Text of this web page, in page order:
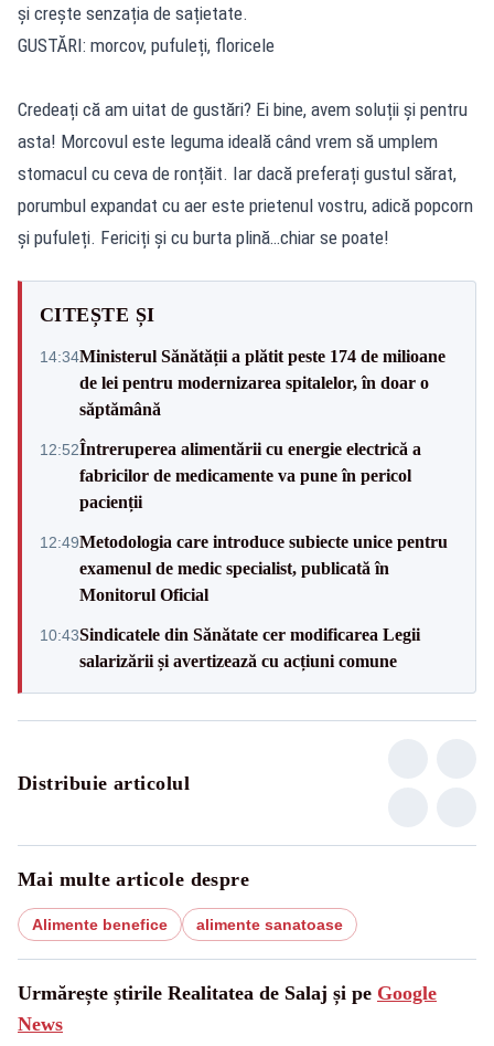
și crește senzația de sațietate.
GUSTĂRI: morcov, pufuleți, floricele
Credeați că am uitat de gustări? Ei bine, avem soluții și pentru
asta! Morcovul este leguma ideală când vrem să umplem
stomacul cu ceva de ronțăit. Iar dacă preferați gustul sărat,
porumbul expandat cu aer este prietenul vostru, adică popcorn
și pufuleți. Fericiți și cu burta plină…chiar se poate!
CITEȘTE ȘI
14:34Ministerul Sănătății a plătit peste 174 de milioane
de lei pentru modernizarea spitalelor, în doar o
săptămână
12:52Întreruperea alimentării cu energie electrică a
fabricilor de medicamente va pune în pericol
pacienții
12:49Metodologia care introduce subiecte unice pentru
examenul de medic specialist, publicată în
Monitorul Oficial
10:43Sindicatele din Sănătate cer modificarea Legii
salarizării și avertizează cu acțiuni comune
Distribuie articolul
Mai multe articole despre
Alimente benefice alimente sanatoase
Urmărește știrile Realitatea de Salaj și pe Google
News